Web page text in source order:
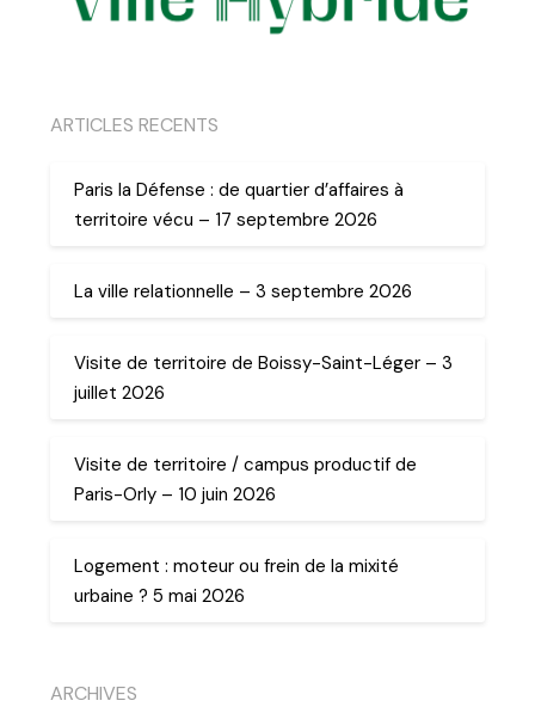
ARTICLES RECENTS
Paris la Défense : de quartier d’affaires à
territoire vécu – 17 septembre 2026
La ville relationnelle – 3 septembre 2026
Visite de territoire de Boissy-Saint-Léger – 3
juillet 2026
Visite de territoire / campus productif de
Paris-Orly – 10 juin 2026
Logement : moteur ou frein de la mixité
urbaine ? 5 mai 2026
ARCHIVES